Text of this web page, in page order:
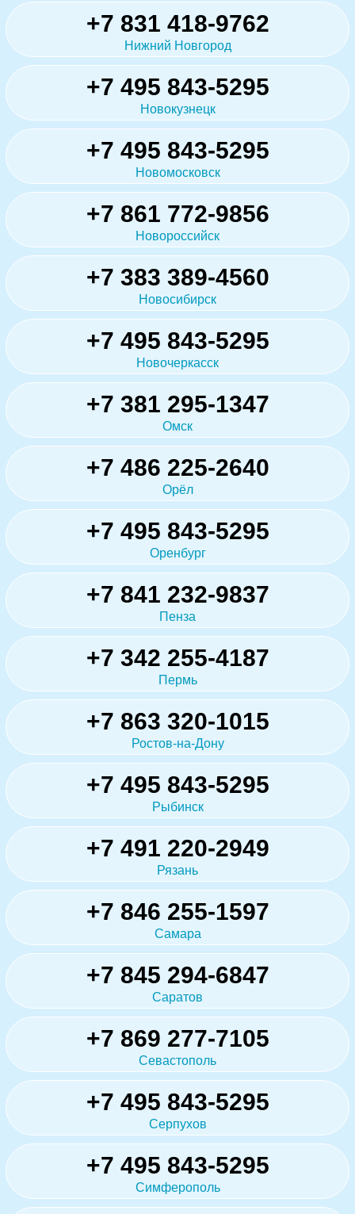
+7 831 418-9762
Нижний Новгород
+7 495 843-5295
Новокузнецк
+7 495 843-5295
Новомосковск
+7 861 772-9856
Новороссийск
+7 383 389-4560
Новосибирск
+7 495 843-5295
Новочеркасск
+7 381 295-1347
Омск
+7 486 225-2640
Орёл
+7 495 843-5295
Оренбург
+7 841 232-9837
Пенза
+7 342 255-4187
Пермь
+7 863 320-1015
Ростов-на-Дону
+7 495 843-5295
Рыбинск
+7 491 220-2949
Рязань
+7 846 255-1597
Самара
+7 845 294-6847
Саратов
+7 869 277-7105
Севастополь
+7 495 843-5295
Серпухов
+7 495 843-5295
Симферополь